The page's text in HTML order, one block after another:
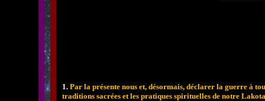
1.Par la présente nous et, désormais, déclarer la guerre à
traditions sacrées et les pratiques spirituelles de notre